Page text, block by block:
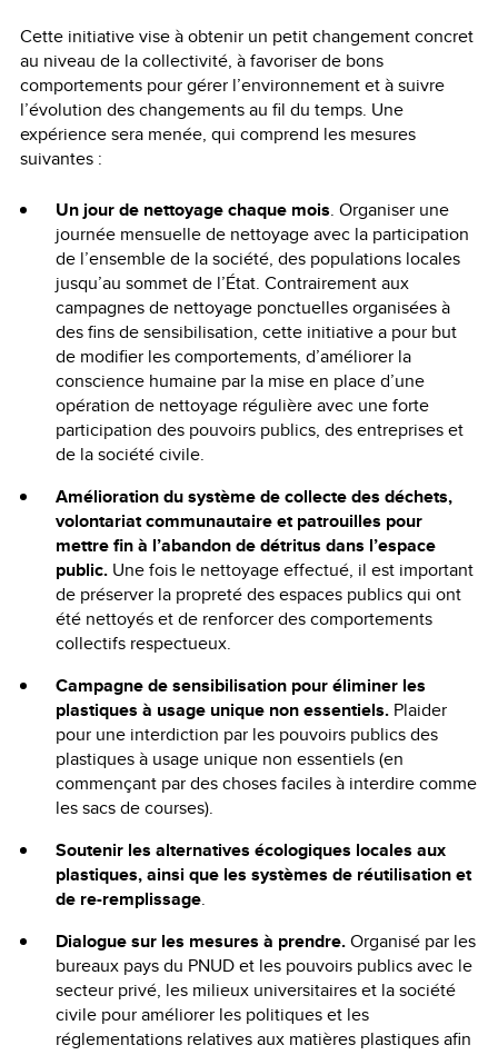
Cette initiative vise à obtenir un petit changement concret
au niveau de la collectivité, à favoriser de bons
comportements pour gérer l’environnement et à suivre
l’évolution des changements au fil du temps. Une
expérience sera menée, qui comprend les mesures
suivantes :
Un jour de nettoyage chaque mois. Organiser une
journée mensuelle de nettoyage avec la participation
de l’ensemble de la société, des populations locales
jusqu’au sommet de l’État. Contrairement aux
campagnes de nettoyage ponctuelles organisées à
des fins de sensibilisation, cette initiative a pour but
de modifier les comportements, d’améliorer la
conscience humaine par la mise en place d’une
opération de nettoyage régulière avec une forte
participation des pouvoirs publics, des entreprises et
de la société civile.
Amélioration du système de collecte des déchets,
volontariat communautaire et patrouilles pour
mettre fin à l’abandon de détritus dans l’espace
public. Une fois le nettoyage effectué, il est important
de préserver la propreté des espaces publics qui ont
été nettoyés et de renforcer des comportements
collectifs respectueux.
Campagne de sensibilisation pour éliminer les
plastiques à usage unique non essentiels. Plaider
pour une interdiction par les pouvoirs publics des
plastiques à usage unique non essentiels (en
commençant par des choses faciles à interdire comme
les sacs de courses).
Soutenir les alternatives écologiques locales aux
plastiques, ainsi que les systèmes de réutilisation et
de re-remplissage.
Dialogue sur les mesures à prendre.Organisé par les
bureaux pays du PNUD et les pouvoirs publics avec le
secteur privé, les milieux universitaires et la société
civile pour améliorer les politiques et les
réglementations relatives aux matières plastiques afin